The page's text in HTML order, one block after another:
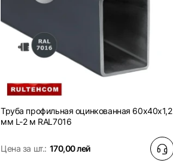
Труба профильная оцинкованная 60х40x1,2
мм L-2 м RAL7016
Цена за шт.: 170,00 лей